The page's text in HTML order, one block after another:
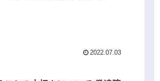
2022.07.03